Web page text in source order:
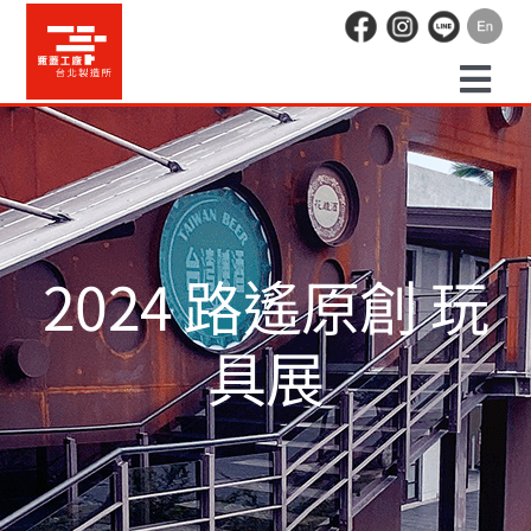
content
預約走讀
場地租借
活動紀錄
職人空間
辦公空間
2024 路遙原創 玩
具展